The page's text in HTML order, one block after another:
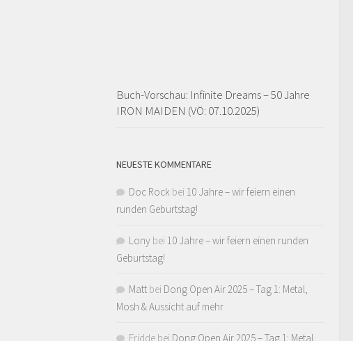
Buch-Vorschau: Infinite Dreams – 50 Jahre
IRON MAIDEN (VÖ: 07.10.2025)
NEUESTE KOMMENTARE
Doc Rock bei 10 Jahre – wir feiern einen
runden Geburtstag!
Lony bei 10 Jahre – wir feiern einen runden
Geburtstag!
Matt bei Dong Open Air 2025 – Tag 1: Metal,
Mosh & Aussicht auf mehr
Fridde bei Dong Open Air 2025 – Tag 1: Metal,